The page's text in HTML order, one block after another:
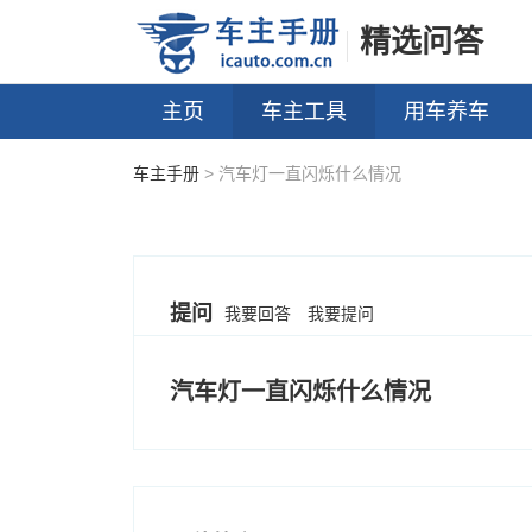
精选问答
主页 车主工具 用车养车
车主手册 > 汽车灯一直闪烁什么情况
提问 我要回答 我要提问
汽车灯一直闪烁什么情况